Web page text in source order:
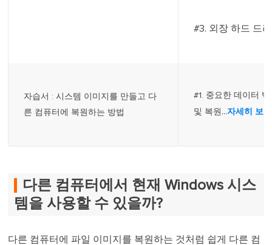
#3. 외장 하드 드
자습서 : 시스템 이미지를 만들고 다
른 컴퓨터에 복원하는 방법
#1. 중요한 데이터
및 복원 ...자세히 보기
다른 컴퓨터에서 현재 Windows 시스
템을 사용할 수 있을까?
다른 컴퓨터에 파일 이미지를 복원하는 것처럼 쉽게 다른 컴